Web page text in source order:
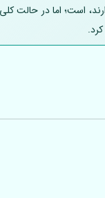
است؛ اما در